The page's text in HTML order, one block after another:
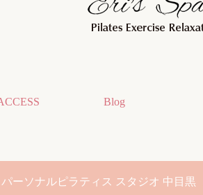
Blog
パーソナルピラティス スタジオ 中目黒